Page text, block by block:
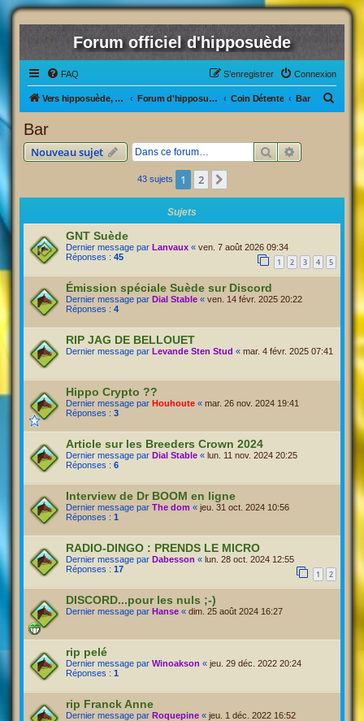
Forum officiel d'hipposuède
FAQ Connexion
S’enregistrer
Vers hipposuède, le jeu ! Forum d'hipposuède Coin Détente Bar
r
Bar
Nouveau sujet RechercherRecherche
43 sujets 1 2
Sujets
GNT Suède
Dernier message par Lanvaux « ven. 7 août 2026 09:34
Réponses : 45 1 2 3 4 5
Émission spéciale Suède sur Discord
Dernier message par Dial Stable « ven. 14 févr. 2025 20:22
Réponses : 4
RIP JAG DE BELLOUET
Dernier message par Levande Sten Stud « mar. 4 févr. 2025 07:41
Hippo Crypto ??
Dernier message par Houhoute « mar. 26 nov. 2024 19:41
Réponses : 3
Article sur les Breeders Crown 2024
Dernier message par Dial Stable « lun. 11 nov. 2024 20:25
Réponses : 6
Interview de Dr BOOM en ligne
Dernier message par The dom « jeu. 31 oct. 2024 10:56
Réponses : 1
RADIO-DINGO : PRENDS LE MICRO
Dernier message par Dabesson « lun. 28 oct. 2024 12:55
Réponses : 17 1 2
DISCORD...pour les nuls ;-)
Dernier message par Hanse « dim. 25 août 2024 16:27
rip pelé
Dernier message par Winoakson « jeu. 29 déc. 2022 20:24
Réponses : 1
rip Franck Anne
Dernier message par Roquepine « jeu. 1 déc. 2022 16:52